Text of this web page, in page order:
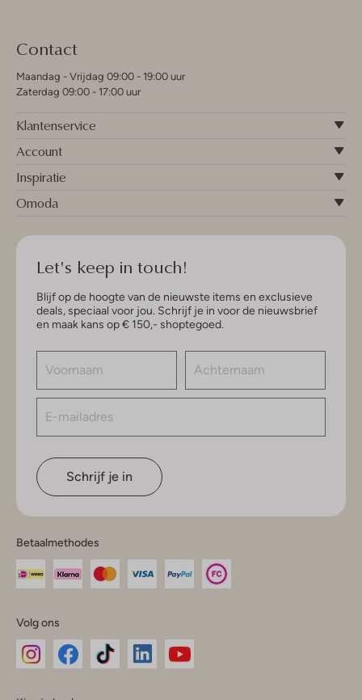
Contact
Maandag - Vrijdag 09:00 - 19:00 uur
Zaterdag 09:00 - 17:00 uur
Klantenservice
Account
Inspiratie
Omoda
Let's keep in touch!
Blijf op de hoogte van de nieuwste items en exclusieve
deals, speciaal voor jou. Schrijf je in voor de nieuwsbrief
en maak kans op € 150,- shoptegoed.
Schrijf je in
Betaalmethodes
Volg ons